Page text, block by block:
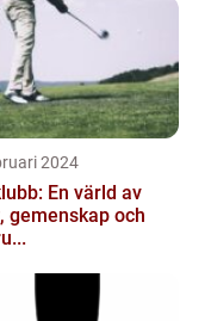
2024
En värld av
gemenskap och